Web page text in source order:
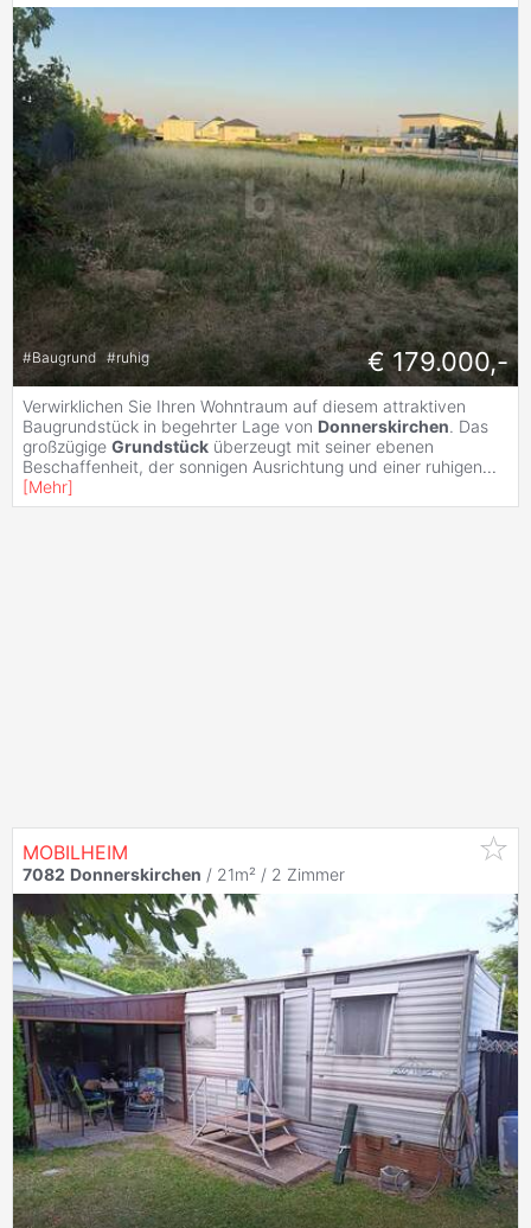
#Baugrund #ruhig € 179.000,-
Verwirklichen Sie Ihren Wohntraum auf diesem attraktiven
Baugrundstück in begehrter Lage von Donnerskirchen. Das
großzügige Grundstück überzeugt mit seiner ebenen
Beschaffenheit, der sonnigen Ausrichtung und einer ruhigen...
[Mehr]
MOBILHEIM
7082 Donnerskirchen / 21m² / 2 Zimmer